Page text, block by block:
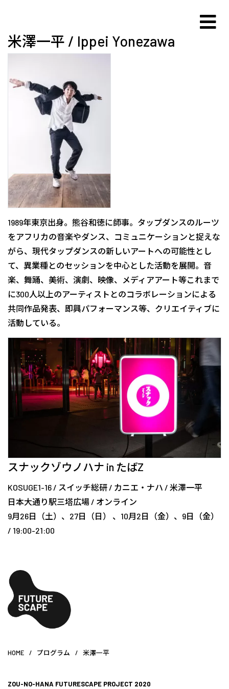
米澤一平 / Ippei Yonezawa
1989年東京出身。熊谷和徳に師事。タップダンスのルーツ
をアフリカの音楽やダンス、コミュニケーションと捉えな
がら、現代タップダンスの新しいアートへの可能性とし
て、異業種とのセッションを中心とした活動を展開。音
楽、舞踊、美術、演劇、映像、メディアアート等これまで
に300人以上のアーティストとのコラボレーションによる
共同作品発表、即興パフォーマンス等、クリエイティブに
活動している。
スナックゾウノハナ in たばZ
KOSUGE1-16 / スイッチ総研 / カニエ・ナハ / 米澤一平
日本大通り駅三塔広場 / オンライン
9月26日（土）、27日（日） 、10月2日（金）、9日（金）
/ 19:00-21:00
HOME / プログラム / 米澤一平
ZOU-NO-HANA FUTURESCAPE PROJECT 2020